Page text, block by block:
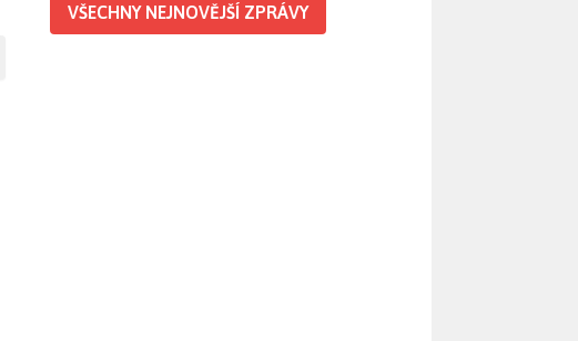
VŠECHNY NEJNOVĚJŠÍ ZPRÁVY